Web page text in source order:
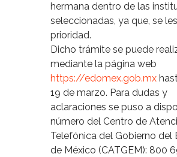
hermana dentro de las
seleccionadas, ya que, se
prioridad.
Dicho trámite se puede
mediante la página web
https://edomex.gob.mx
19 de marzo. Para dudas y
aclaraciones se puso a
número del Centro de
Telefónica del Gobierno del
de México (CATGEM): 800